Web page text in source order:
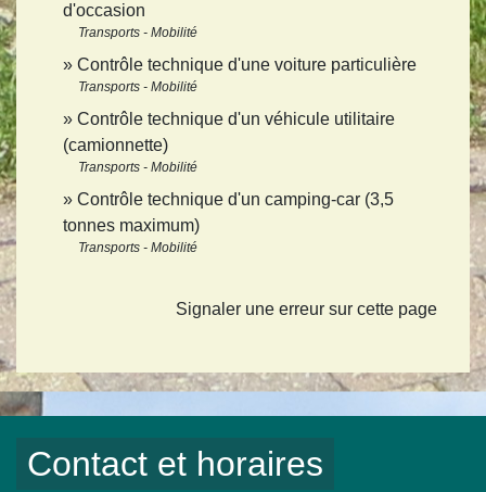
d'occasion
Transports - Mobilité
Contrôle technique d'une voiture particulière
Transports - Mobilité
Contrôle technique d'un véhicule utilitaire
(camionnette)
Transports - Mobilité
Contrôle technique d'un camping-car (3,5
tonnes maximum)
Transports - Mobilité
Signaler une erreur sur cette page
Contact et horaires